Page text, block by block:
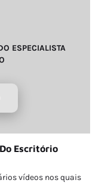
ESPECIALISTA
Escritório
vídeos nos quais